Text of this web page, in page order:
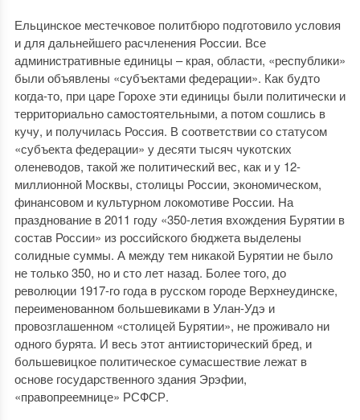
Ельцинское местечковое политбюро подготовило условия
и для дальнейшего расчленения России. Все
административные единицы – края, области, «республики»
были объявлены «субъектами федерации». Как будто
когда-то, при царе Горохе эти единицы были политически и
территориально самостоятельными, а потом сошлись в
кучу, и получилась Россия. В соответствии со статусом
«субъекта федерации» у десяти тысяч чукотских
оленеводов, такой же политический вес, как и у 12-
миллионной Москвы, столицы России, экономическом,
финансовом и культурном локомотиве России. На
празднование в 2011 году «350-летия вхождения Бурятии в
состав России» из российского бюджета выделены
солидные суммы. А между тем никакой Бурятии не было
не только 350, но и сто лет назад. Более того, до
революции 1917-го года в русском городе Верхнеудинске,
переименованном большевиками в Улан-Удэ и
провозглашенном «столицей Бурятии», не проживало ни
одного бурята. И весь этот антиисторический бред, и
большевицкое политическое сумасшествие лежат в
основе государственного здания Эрэфии,
«правопреемнице» РСФСР.